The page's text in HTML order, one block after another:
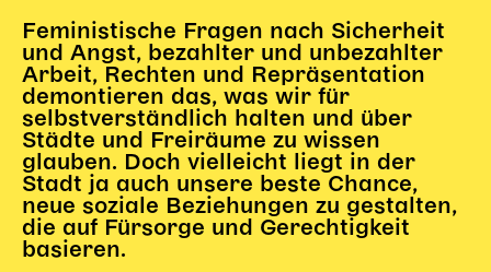
SPENDEN + FÖRDERN
Translate to English
SUCHESuchbegriffe
Suchen
Feministische Fragen nach Sicherheit
und Angst, bezahlter und unbezahlter
Arbeit, Rechten und Repräsentation
demontieren das, was wir für
selbstverständlich halten und über
Städte und Freiräume zu wissen
glauben. Doch vielleicht liegt in der
Stadt ja auch unsere beste Chance,
neue soziale Beziehungen zu gestalten,
die auf Fürsorge und Gerechtigkeit
basieren.